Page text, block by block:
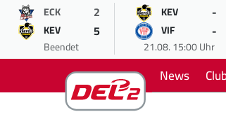
ECK 2
KEV 5
Beendet
KEV -
VIF -
21.08. 15:00 Uhr
News